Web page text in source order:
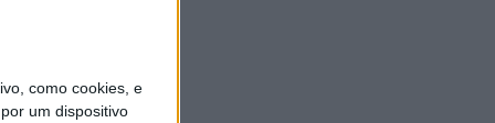
como cookies, e
um dispositivo